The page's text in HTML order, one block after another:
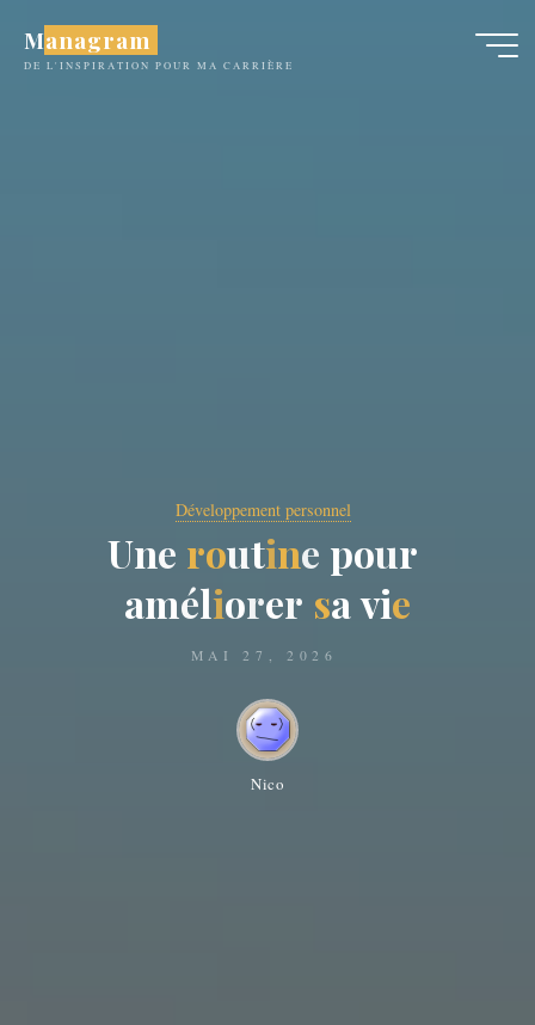
contenu
Managram
DE L'INSPIRATION POUR MA CARRIÈRE
Développement personnel
Une routine pour
améliorer savie
MAI 27, 2026
Nico